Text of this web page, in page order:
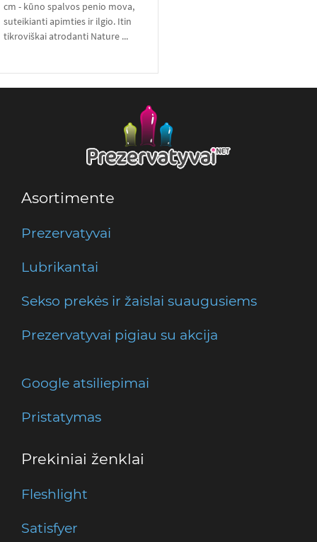
cm - kūno spalvos penio mova,
suteikianti apimties ir ilgio. Itin
tikroviškai atrodanti Nature ...
Asortimente
Prezervatyvai
Lubrikantai
Sekso prekės ir žaislai suaugusiems
Prezervatyvai pigiau su akcija
Google atsiliepimai
Pristatymas
Prekiniai ženklai
Fleshlight
Satisfyer